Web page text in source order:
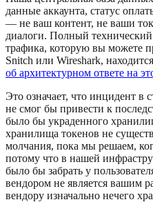
данные аккаунта, статус
— не ваш контент, не ваши
диалоги. Полный
трафика, которую вы можете
Snitch или Wireshark,
об архитектурном ответе на
Это означает, что инцидент в
не смог бы привести к
было бы украденного
хранилища токенов не
молчания, пока мы решаем,
потому что в нашей
было бы забрать у
вендором не является вашим
вендору изначально нечего